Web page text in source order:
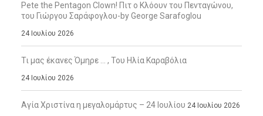
Pete the Pentagon Clown! Πιτ ο Κλόουν του Πενταγώνου,
του Γιώργου Σαράφογλου-by George Sarafoglou
24 Ιουλίου 2026
Τι μας έκανες Όμηρε … , Του Ηλία Καραβόλια
24 Ιουλίου 2026
Αγία Χριστίνα η μεγαλομάρτυς – 24 Ιουλίου 24 Ιουλίου 2026